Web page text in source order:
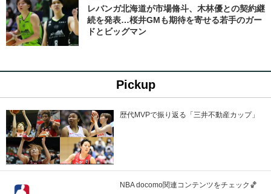
レバンガ北海道が市場脩斗、木林優との契約継
続を発表…桜井GMも期待を寄せる若手のガー
ドとビッグマン
Pickup
歴代MVPで振り返る「三井不動産カップ」
NBA docomo関連コンテンツをチェック🏀